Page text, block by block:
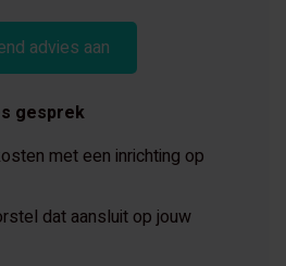
advies aan
gesprek
met een inrichting op
dat aansluit op jouw